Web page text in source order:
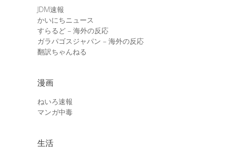
JDM速報
かいにちニュース
すらるど – 海外の反応
ガラパゴスジャパン – 海外の反応
翻訳ちゃんねる
漫画
ねいろ速報
マンガ中毒
生活